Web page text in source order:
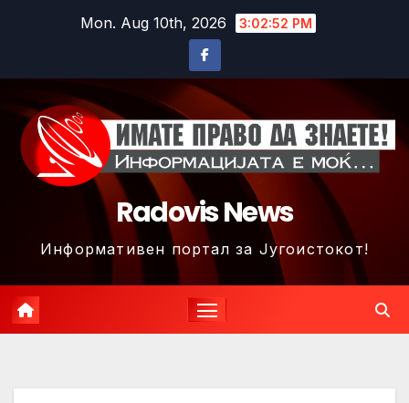
Mon. Aug 10th, 2026 3:02:55 PM
Radovis News
Информативен портал за Југоистокот!